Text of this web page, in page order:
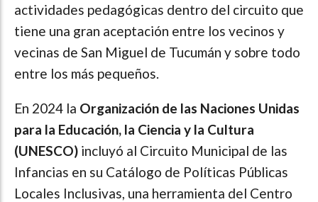
actividades pedagógicas dentro del circuito que
tiene una gran aceptación entre los vecinos y
vecinas de San Miguel de Tucumán y sobre todo
entre los más pequeños.
En 2024 la Organización de las Naciones Unidas
para la Educación, la Ciencia y la Cultura
(UNESCO) incluyó al Circuito Municipal de las
Infancias en su Catálogo de Políticas Públicas
Locales Inclusivas, una herramienta del Centro